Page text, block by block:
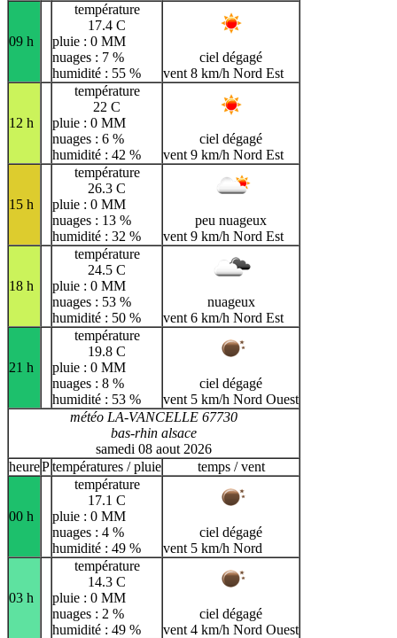
09 h
température
17.4 C
pluie : 0 MM
nuages : 7 %
humidité : 55 %
ciel dégagé
vent 8 km/h Nord Est
12 h
température
22 C
pluie : 0 MM
nuages : 6 %
humidité : 42 %
ciel dégagé
vent 9 km/h Nord Est
15 h
température
26.3 C
pluie : 0 MM
nuages : 13 %
humidité : 32 %
peu nuageux
vent 9 km/h Nord Est
18 h
température
24.5 C
pluie : 0 MM
nuages : 53 %
humidité : 50 %
nuageux
vent 6 km/h Nord Est
21 h
température
19.8 C
pluie : 0 MM
nuages : 8 %
humidité : 53 %
ciel dégagé
vent 5 km/h Nord Ouest
météo LA-VANCELLE 67730
bas-rhin alsace
samedi 08 aout 2026
heurePtempératures / pluie temps / vent
00 h
température
17.1 C
pluie : 0 MM
nuages : 4 %
humidité : 49 %
ciel dégagé
vent 5 km/h Nord
03 h
température
14.3 C
pluie : 0 MM
nuages : 2 %
humidité : 49 %
ciel dégagé
vent 4 km/h Nord Ouest